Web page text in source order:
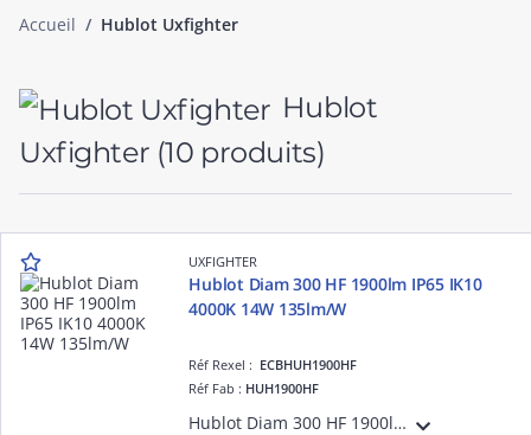
Accueil Hublot Uxfighter
Hublot
Uxfighter (10 produits)
UXFIGHTER
Hublot Diam 300 HF 1900lm IP65 IK10
4000K 14W 135lm/W
Réf Rexel : ECBHUH1900HF
Réf Fab : HUH1900HF
Hublot Diam 300 HF 1900lm IP65 IK10 4000K 14W 135lm/W